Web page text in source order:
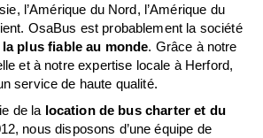
l’Amérique du Nord, l’Amérique du
OsaBus est probablement la société
plus fiable au monde. Grâce à notre
et à notre expertise locale à Herford,
service de haute qualité.
de la location de bus charter et du
nous disposons d’une équipe de